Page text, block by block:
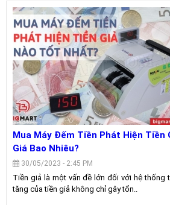
Mua Máy Đếm Tiền Phát Hiện Tiền
Giá Bao Nhiêu?
30/05/2023 - 2:45 PM
Tiền giả là một vấn đề lớn đối với hệ thống
tăng của tiền giả không chỉ gây tổn..